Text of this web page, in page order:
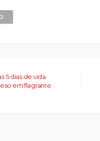
5 dias de vida
em flagrante